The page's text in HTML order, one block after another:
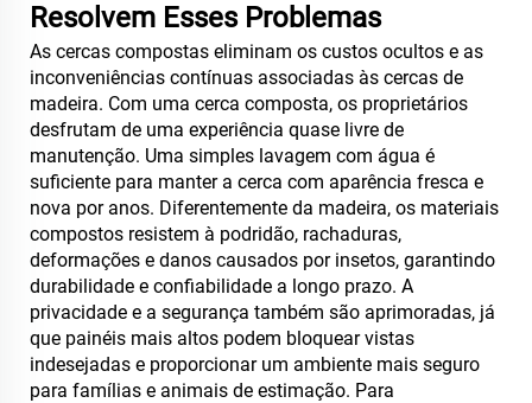
Resolvem Esses Problemas
As cercas compostas eliminam os custos ocultos e as
inconveniências contínuas associadas às cercas de
madeira. Com uma cerca composta, os proprietários
desfrutam de uma experiência quase livre de
manutenção. Uma simples lavagem com água é
suficiente para manter a cerca com aparência fresca e
nova por anos. Diferentemente da madeira, os materiais
compostos resistem à podridão, rachaduras,
deformações e danos causados por insetos, garantindo
durabilidade e confiabilidade a longo prazo. A
privacidade e a segurança também são aprimoradas, já
que painéis mais altos podem bloquear vistas
indesejadas e proporcionar um ambiente mais seguro
para famílias e animais de estimação. Para